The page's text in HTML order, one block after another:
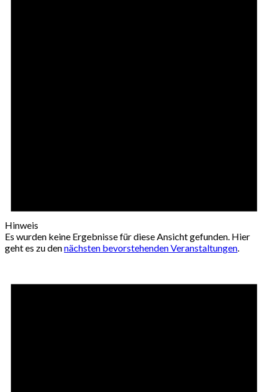
Hinweis
Es wurden keine Ergebnisse für diese Ansicht gefunden. Hier
geht es zu dennächsten bevorstehenden Veranstaltungen.